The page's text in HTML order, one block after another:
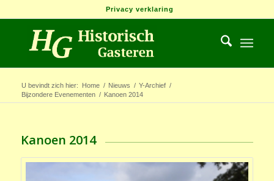
Privacy verklaring
U bevindt zich hier: Home / Nieuws / Y-Archief /
Bijzondere Evenementen / Kanoen 2014
Kanoen 2014